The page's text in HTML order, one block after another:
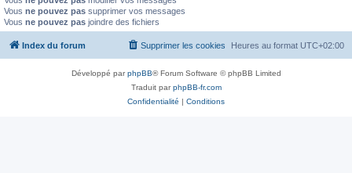
Vous ne pouvez pas supprimer vos messages
Vous ne pouvez pas joindre des fichiers
Index du forum Heures au format UTC+02:00
Supprimer les cookies
Développé parphpBB® Forum Software © phpBB Limited
Traduit parphpBB-fr.com
Confidentialité | Conditions